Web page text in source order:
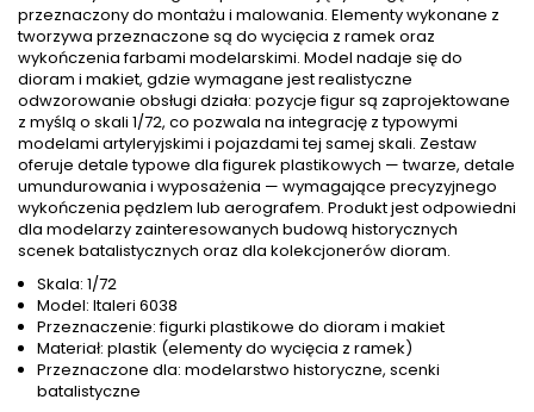
przeznaczony do montażu i malowania. Elementy wykonane z
tworzywa przeznaczone są do wycięcia z ramek oraz
wykończenia farbami modelarskimi. Model nadaje się do
dioram i makiet, gdzie wymagane jest realistyczne
odwzorowanie obsługi działa: pozycje figur są zaprojektowane
z myślą o skali 1/72, co pozwala na integrację z typowymi
modelami artyleryjskimi i pojazdami tej samej skali. Zestaw
oferuje detale typowe dla figurek plastikowych — twarze, detale
umundurowania i wyposażenia — wymagające precyzyjnego
wykończenia pędzlem lub aerografem. Produkt jest odpowiedni
dla modelarzy zainteresowanych budową historycznych
scenek batalistycznych oraz dla kolekcjonerów dioram.
Skala: 1/72
Model: Italeri 6038
Przeznaczenie: figurki plastikowe do dioram i makiet
Materiał: plastik (elementy do wycięcia z ramek)
Przeznaczone dla: modelarstwo historyczne, scenki
batalistyczne